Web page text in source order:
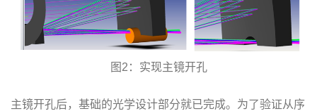
图2：实现主镜开孔
主镜开孔后，基础的光学设计部分就已完成。为了验证从序